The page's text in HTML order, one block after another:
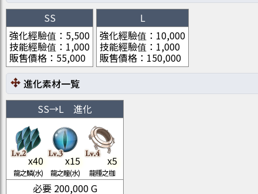
SS
強化經驗值 ： 5,500
技能經驗值 ： 1,000
販售價格 ： 55,000
L
強化經驗值 ： 10,000
技能經驗值 ： 1,000
販售價格 ： 150,000
進化素材一覧
SS→L 進化
x40
龍之鱗(水)
x15
龍之瞳(水)
x5
龍種之枷
必要 200,000G